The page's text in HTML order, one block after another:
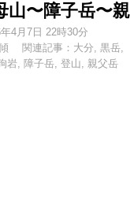
山〜障子岳〜
4月7日 22時30分
関連記事： 大分, 黒岳,
岩, 障子岳, 登山, 親父岳